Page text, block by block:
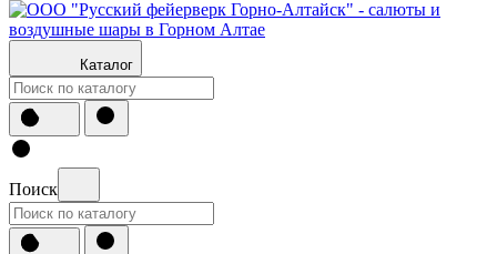
Каталог
Поиск